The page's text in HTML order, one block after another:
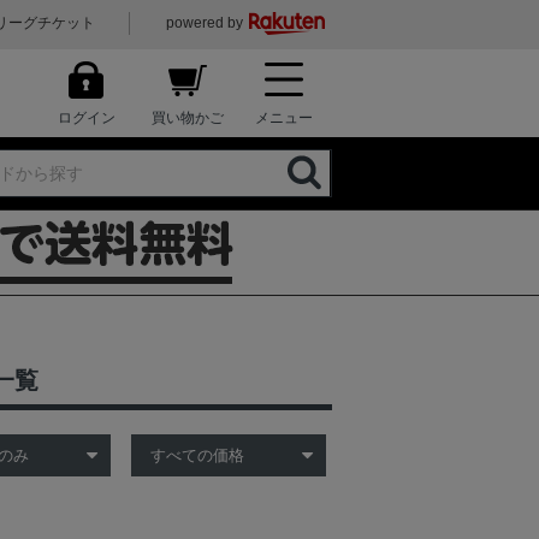
ーグチケット powered by
ログイン 買い物かご メニュー
覧